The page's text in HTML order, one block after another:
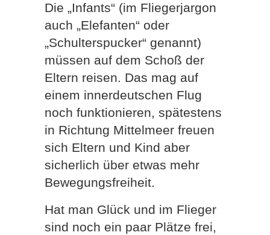
Die „Infants“ (im Fliegerjargon
auch „Elefanten“ oder
„Schulterspucker“ genannt)
müssen auf dem Schoß der
Eltern reisen. Das mag auf
einem innerdeutschen Flug
noch funktionieren, spätestens
in Richtung Mittelmeer freuen
sich Eltern und Kind aber
sicherlich über etwas mehr
Bewegungsfreiheit.
Hat man Glück und im Flieger
sind noch ein paar Plätze frei,